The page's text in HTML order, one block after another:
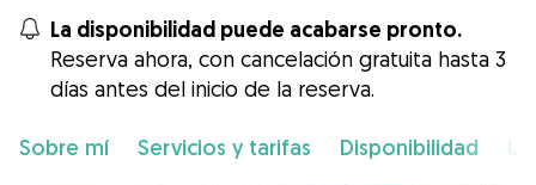
La disponibilidad puede acabarse pronto.
Reserva ahora, con cancelación gratuita hasta 3
días antes del inicio de la reserva.
Sobre mí Servicios y tarifas Disponibilidad